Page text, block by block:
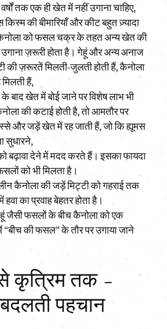
तक एक ही खेत में नहीं उगाना चाहिए,
की बीमारियाँ और कीट बहुत ज़्यादा
को फसल चक्र के तहत अन्य खेत की
ज़रूरी होता है। गेहूं और अन्य अनाज
की ज़रूरतें मिलती-जुलती होती हैं, कैनोला
हैं,
खेत में बोई जाने पर विशेष लाभ भी
की कटाई होती है, तो आमतौर पर
और जड़ें खेत में रह जाती हैं, जो कि ह्यूमस
सुधारने,
बढ़ावा देने में मदद करते हैं। इसका फायदा
को भी मिलता है।
कैनोला की जड़ें मिट्टी को गहराई तक
का प्रवाह बेहतर होता है।
जैसी फसलों के बीच कैनोला को एक
की फसल” के तौर पर उगाया जाने
कृत्रिम तक –
पहचान